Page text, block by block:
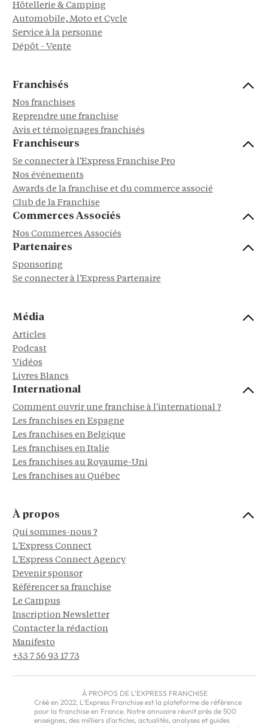
Hôtellerie & Camping
Automobile, Moto et Cycle
Service à la personne
Dépôt - Vente
Franchisés
Nos franchises
Reprendre une franchise
Avis et témoignages franchisés
Franchiseurs
Se connecter à l'Express Franchise Pro
Nos événements
Awards de la franchise et du commerce associé
Club de la Franchise
Commerces Associés
Nos Commerces Associés
Partenaires
Sponsoring
Se connecter à l'Express Partenaire
Média
Articles
Podcast
Vidéos
Livres Blancs
International
Comment ouvrir une franchise à l'international ?
Les franchises en Espagne
Les franchises en Belgique
Les franchises en Italie
Les franchises au Royaume-Uni
Les franchises au Québec
À propos
Qui sommes-nous ?
L'Express Connect
L'Express Connect Agency
Devenir sponsor
Référencer sa franchise
Le Campus
Inscription Newsletter
Contacter la rédaction
Manifesto
+33 7 56 93 17 73
À PROPOS DE L'EXPRESS FRANCHISE
Créé en 2022, L'Express Franchise est la plateforme de référence
pour la franchise en France. Notre annuaire réunit près de 500
enseignes, des milliers d'articles, actualités, analyses et guides